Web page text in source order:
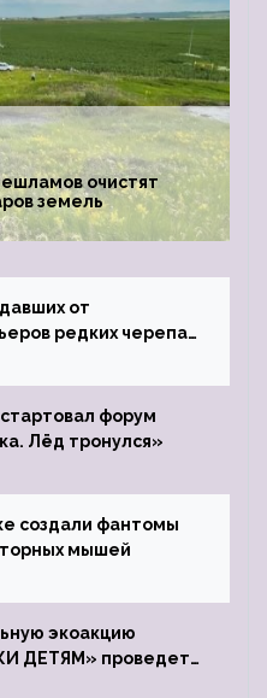
очистят
земель
от
редких черепах
форум
Лёд тронулся»
создали фантомы
мышей
экоакцию
ДЕТЯМ» проведет